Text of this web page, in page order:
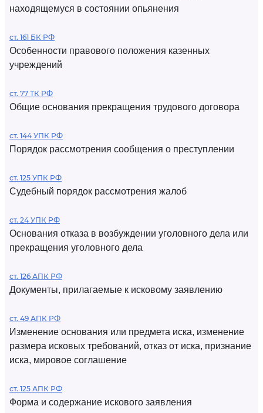
находящемуся в состоянии опьянения
ст. 161 БК РФ
Особенности правового положения казенных
учреждений
ст. 77 ТК РФ
Общие основания прекращения трудового договора
ст. 144 УПК РФ
Порядок рассмотрения сообщения о преступлении
ст. 125 УПК РФ
Судебный порядок рассмотрения жалоб
ст. 24 УПК РФ
Основания отказа в возбуждении уголовного дела или
прекращения уголовного дела
ст. 126 АПК РФ
Документы, прилагаемые к исковому заявлению
ст. 49 АПК РФ
Изменение основания или предмета иска, изменение
размера исковых требований, отказ от иска, признание
иска, мировое соглашение
ст. 125 АПК РФ
Форма и содержание искового заявления